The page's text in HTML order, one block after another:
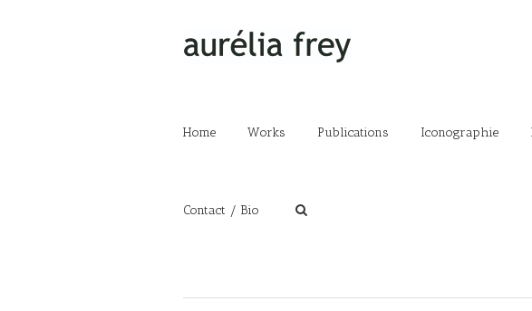
Home Works Publications Iconographie
Contact / Bio